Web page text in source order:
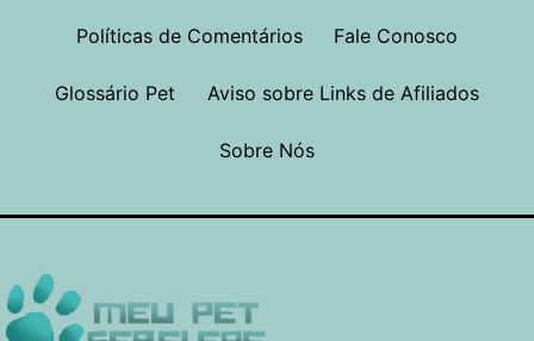
Políticas de Comentários Fale Conosco
Glossário Pet Aviso sobre Links de Afiliados
Sobre Nós